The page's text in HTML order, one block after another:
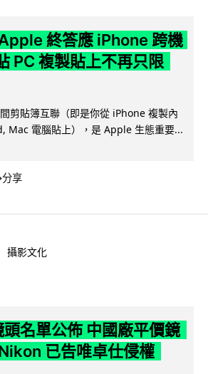
終答應 iPhone 跨機
PC 複製貼上不再只限
剪貼簿互聯（即是你從 iPhone 複製內
Mac 電腦貼上），是 Apple 生態重要...
分享
攝影文化
名單公佈 中國廠平價鏡
已告唯卓仕侵權